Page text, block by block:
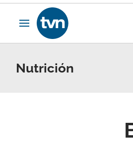
Ir al contenido
Obrir navegació
Nutrición